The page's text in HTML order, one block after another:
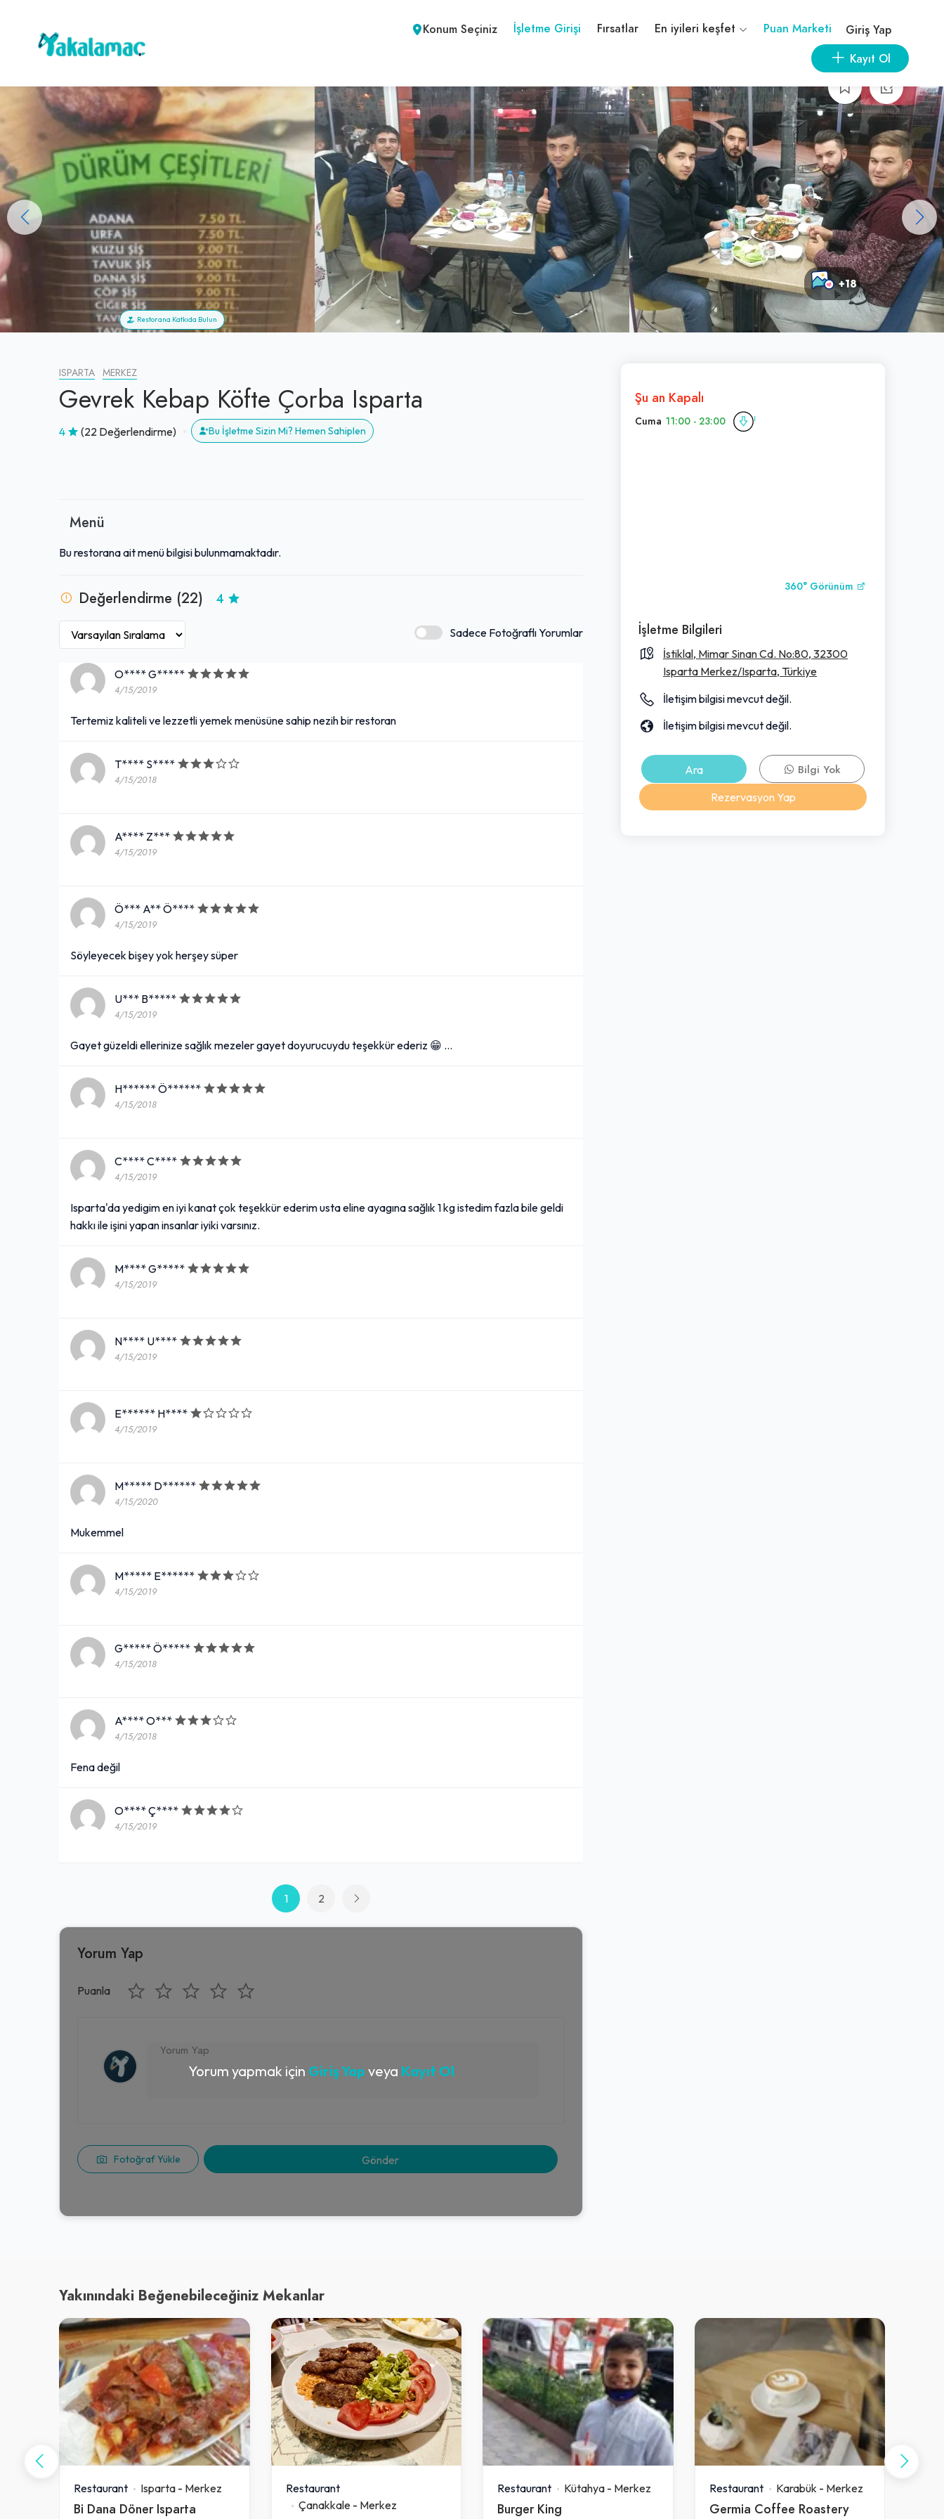
Konum Seçiniz İşletme Girişi Fırsatlar En iyileri keşfet Puan Marketi
Giriş Yap
Kayıt Ol
+18
Restorana Katkıda Bulun
ISPARTA MERKEZ
Gevrek Kebap Köfte Çorba Isparta
4 (22 Değerlendirme) Bu İşletme Sizin Mi? Hemen Sahiplen
Menü
Bu restorana ait menü bilgisi bulunmamaktadır.
Değerlendirme (22) 4
Sadece Fotoğraflı Yorumlar
O**** G*****
4/15/2019
Tertemiz kaliteli ve lezzetli yemek menüsüne sahip nezih bir restoran
T**** S****
4/15/2018
A**** Z***
4/15/2019
Ö*** A** Ö****
4/15/2019
Söyleyecek bişey yok herşey süper
U*** B*****
4/15/2019
Gayet güzeldi ellerinize sağlık mezeler gayet doyurucuydu teşekkür ederiz 😁 …
H****** Ö******
4/15/2018
C**** C****
4/15/2019
Isparta'da yedigim en iyi kanat çok teşekkür ederim usta eline ayagına sağlık 1 kg istedim fazla bile geldi
hakkı ile işini yapan insanlar iyiki varsınız.
M**** G*****
4/15/2019
N**** U****
4/15/2019
E****** H****
4/15/2019
M***** D******
4/15/2020
Mukemmel
M***** E******
4/15/2019
G***** Ö*****
4/15/2018
A**** O***
4/15/2018
Fena değil
O**** Ç****
4/15/2019
1 2
Yorum Yap
Puanla
Fotoğraf Yükle
Yorum yapmak için Giriş Yap veya Kayıt Ol
Şu an Kapalı
Cuma 11:00 - 23:00
360° Görünüm
İşletme Bilgileri
İstiklal, Mimar Sinan Cd. No:80, 32300
Isparta Merkez/Isparta, Türkiye
İletişim bilgisi mevcut değil.
İletişim bilgisi mevcut değil.
Ara
Bilgi Yok
Rezervasyon Yap
Yakınındaki Beğenebileceğiniz Mekanlar
Restaurant Isparta - Merkez
Bi Dana Döner Isparta
Restaurant
Çanakkale- Merkez
Restaurant Kütahya - Merkez
Burger King
Restaurant Karabük - Merkez
Germia Coffee Roastery